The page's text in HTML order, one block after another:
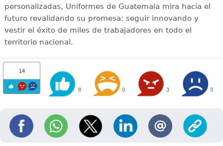
personalizadas, Uniformes de Guatemala mira hacia el
futuro revalidando su promesa: seguir innovando y
vestir el éxito de miles de trabajadores en todo el
territorio nacional.
14
8 0 3 3